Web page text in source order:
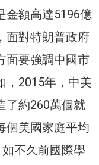
金額高達5196億
面對特朗普政府
面要強調中國市
，2015年，中美
了約260萬個就
個美國家庭平均
不久前國際學